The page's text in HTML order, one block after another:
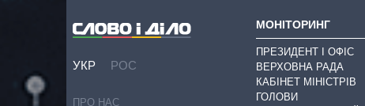
УКР РОС
ПРО НАС
МОНІТОРИНГ
ПРЕЗИДЕНТ І ОФІС
ВЕРХОВНА РАДА
КАБІНЕТ МІНІСТРІВ
ГОЛОВИ